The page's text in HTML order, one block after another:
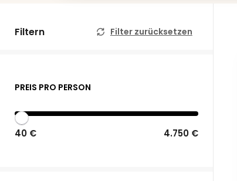
Filtern Filter zurücksetzen
PREIS PRO PERSON
40 € 4.750 €